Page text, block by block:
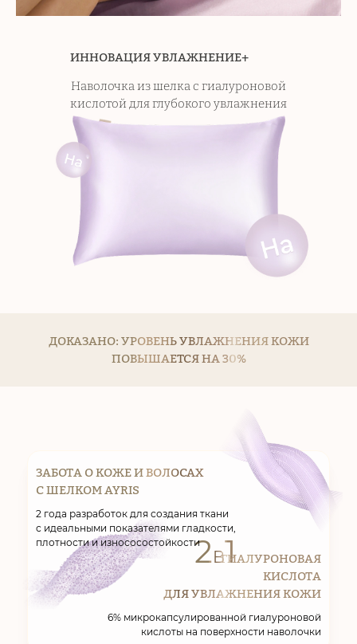
ИННОВАЦИЯ УВЛАЖНЕНИЕ+
Наволочка из шелка с гиалуроновой
кислотой для глубокого увлажнения
ДОКАЗАНО: УРОВЕНЬ УВЛАЖНЕНИЯ КОЖИ
ПОВЫШАЕТСЯ НА 30%
ЗАБОТА О КОЖЕ И ВОЛОСАХ
С ШЕЛКОМ AYRIS
2 года разработок для создания ткани
с идеальными показателями гладкости,
плотности и износосостойкости2В1
ГИАЛУРОНОВАЯ
КИСЛОТА
ДЛЯ УВЛАЖНЕНИЯ КОЖИ
6% микрокапсулированной гиалуроновой
кислоты на поверхности наволочки